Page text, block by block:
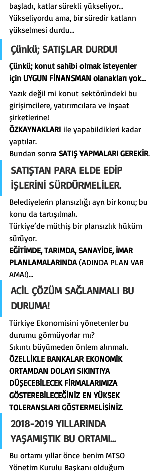
başladı, katlar sürekli yükseliyor…
Yükseliyordu ama, bir süredir katların
yükselmesi durdu…
Çünkü; SATIŞLAR DURDU!
Çünkü; konut sahibi olmak isteyenler
için UYGUN FİNANSMAN olanakları yok…
Yazık değil mi konut sektöründeki bu
girişimcilere, yatırımcılara ve inşaat
şirketlerine!
ÖZKAYNAKLARI ile yapabildikleri kadar
yaptılar.
Bundan sonra SATIŞ YAPMALARI GEREKİR.
SATIŞTAN PARA ELDE EDİP
İŞLERİNİ SÜRDÜRMELİLER.
Belediyelerin plansızlığı ayrı bir konu; bu
konu da tartışılmalı.
Türkiye’de müthiş bir plansızlık hüküm
sürüyor.
EĞİTİMDE, TARIMDA, SANAYİDE, İMAR
PLANLAMALARINDA (ADINDA PLAN VAR
AMA!)…
ACİL ÇÖZÜM SAĞLANMALI BU
DURUMA!
Türkiye Ekonomisini yönetenler bu
durumu görmüyorlar mı?
Sıkıntı büyümeden önlem alınmalı.
ÖZELLİKLE BANKALAR EKONOMİK
ORTAMDAN DOLAYI SIKINTIYA
DÜŞECEBİLECEK FİRMALARIMIZA
GÖSTEREBİLECEĞİNİZ EN YÜKSEK
TOLERANSLARI GÖSTERMELİSİNİZ.
2018-2019 YILLARINDA
YAŞAMIŞTIK BU ORTAMI…
Bu ortamı yıllar önce benim MTSO
Yönetim Kurulu Başkanı olduğum